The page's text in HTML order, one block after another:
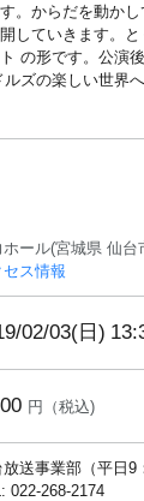
。からだを動か
していきます。
の形です。公演
ズの楽しい世界
ホール(宮城県 仙台
セス情報
02/03(日)
円（税込)
送事業部（平日9
022-268-2174